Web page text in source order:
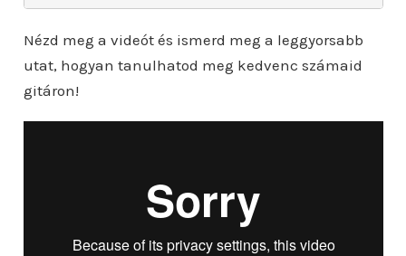
Nézd meg a videót és ismerd meg a leggyorsabb
utat, hogyan tanulhatod meg kedvenc számaid
gitáron!